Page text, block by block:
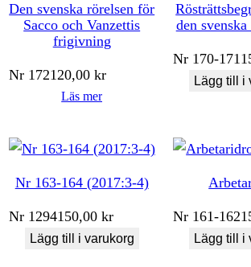
Den svenska rörelsen för
Sacco och Vanzettis
frigivning
Nr 172120,00 kr
Läs mer
den
Nr 170-171
Lägg till i
Nr 163-164 (2017:3-4)
Nr 1294150,00 kr
Lägg till i varukorg
Nr 161-162
Lägg till i